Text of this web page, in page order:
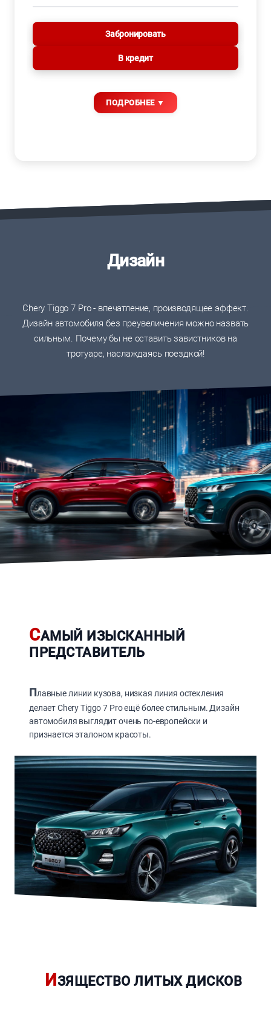
Забронировать
В кредит
Дизайн
Chery Tiggo 7 Pro - впечатление, производящее эффект.
Дизайн автомобиля без преувеличения можно назвать
сильным. Почему бы не оставить завистников на
тротуаре, наслаждаясь поездкой!
САМЫЙ ИЗЫСКАННЫЙ
ПРЕДСТАВИТЕЛЬ
Плавные линии кузова, низкая линия остекления
делает Chery Tiggo 7 Pro ещё более стильным. Дизайн
автомобиля выглядит очень по-европейски и
признается эталоном красоты.
ИЗЯЩЕСТВО ЛИТЫХ ДИСКОВ